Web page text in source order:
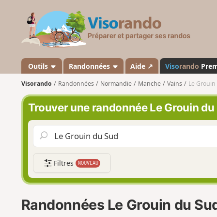
s
a
n
d
o
Outils Randonnées Aide ↗ Visorando
Visorando Randonnées Normandie Manche Vains Le
Trouver une randonnée Le Grouin du
Filtres NOUVEAU
Randonnées Le Grouin du